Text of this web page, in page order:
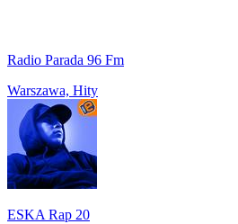
Radio Parada 96 Fm
Warszawa, Hity
ESKA Rap 20